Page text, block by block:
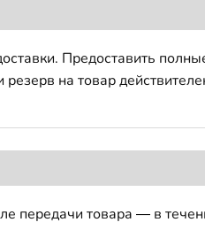
Предоставить
на товар
передачи товара — в